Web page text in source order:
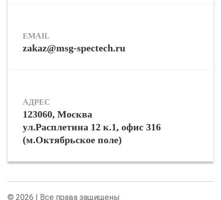
EMAIL
zakaz@msg-spectech.ru
АДРЕС
123060, Москва
ул.Расплетина 12 к.1, офис 316
(м.Октябрьское поле)
© 2026 | Все права защищены